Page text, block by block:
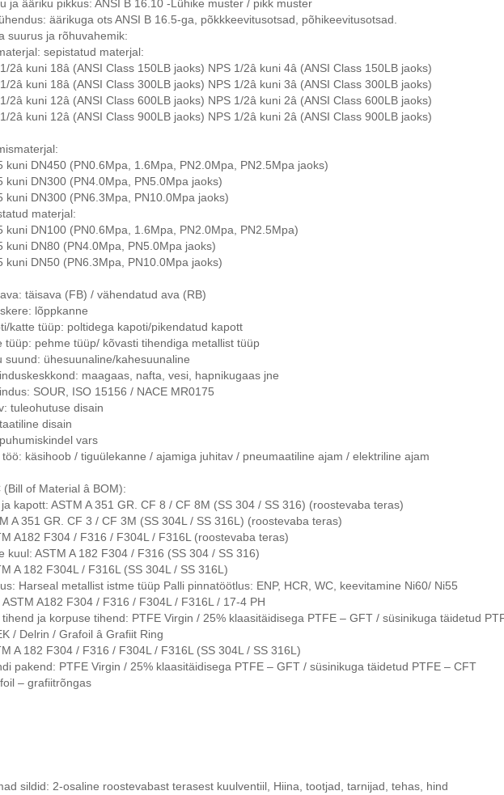
ja ääriku pikkus: ANSI B 16.10 -Lühike muster / pikk muster
äärikuga ots ANSI B 16.5-ga, põkkkeevitusotsad, põhikeevitusotsad.
suurus ja rõhuvahemik:
sepistatud materjal:
2â kuni 18â (ANSI Class 150LB jaoks) NPS 1/2â kuni 4â (ANSI Class 150LB jaoks)
2â kuni 18â (ANSI Class 300LB jaoks) NPS 1/2â kuni 3â (ANSI Class 300LB jaoks)
2â kuni 12â (ANSI Class 600LB jaoks) NPS 1/2â kuni 2â (ANSI Class 600LB jaoks)
2â kuni 12â (ANSI Class 900LB jaoks) NPS 1/2â kuni 2â (ANSI Class 900LB jaoks)
kuni DN450 (PN0.6Mpa, 1.6Mpa, PN2.0Mpa, PN2.5Mpa jaoks)
kuni DN300 (PN4.0Mpa, PN5.0Mpa jaoks)
kuni DN300 (PN6.3Mpa, PN10.0Mpa jaoks)
materjal:
kuni DN100 (PN0.6Mpa, 1.6Mpa, PN2.0Mpa, PN2.5Mpa)
kuni DN80 (PN4.0Mpa, PN5.0Mpa jaoks)
kuni DN50 (PN6.3Mpa, PN10.0Mpa jaoks)
täisava (FB) / vähendatud ava (RB)
lõppkanne
katte tüüp: poltidega kapoti/pikendatud kapott
tüüp: pehme tüüp/ kõvasti tihendiga metallist tüüp
suund: ühesuunaline/kahesuunaline
maagaas, nafta, vesi, hapnikugaas jne
SOUR, ISO 15156 / NACE MR0175
tuleohutuse disain
disain
vars
töö: käsihoob / tiguülekanne / ajamiga juhitav / pneumaatiline ajam / elektriline ajam
(Bill of Material â BOM):
kapott: ASTM A 351 GR. CF 8 / CF 8M (SS 304 / SS 316) (roostevaba teras)
A 351 GR. CF 3 / CF 3M (SS 304L / SS 316L) (roostevaba teras)
A182 F304 / F316 / F304L / F316L (roostevaba teras)
kuul: ASTM A 182 F304 / F316 (SS 304 / SS 316)
A 182 F304L / F316L (SS 304L / SS 316L)
Harseal metallist istme tüüp Palli pinnatöötlus: ENP, HCR, WC, keevitamine Ni60/ Ni55
ASTM A182 F304 / F316 / F304L / F316L / 17-4 PH
tihend ja korpuse tihend: PTFE Virgin / 25% klaasitäidisega PTFE – GFT / süsinikuga täidetud
/ Delrin / Grafoil â Grafiit Ring
A 182 F304 / F316 / F304L / F316L (SS 304L / SS 316L)
pakend: PTFE Virgin / 25% klaasitäidisega PTFE – GFT / süsinikuga täidetud PTFE – CFT
– grafiitrõngas
sildid: 2-osaline roostevabast terasest kuulventiil, Hiina, tootjad, tarnijad, tehas, hind